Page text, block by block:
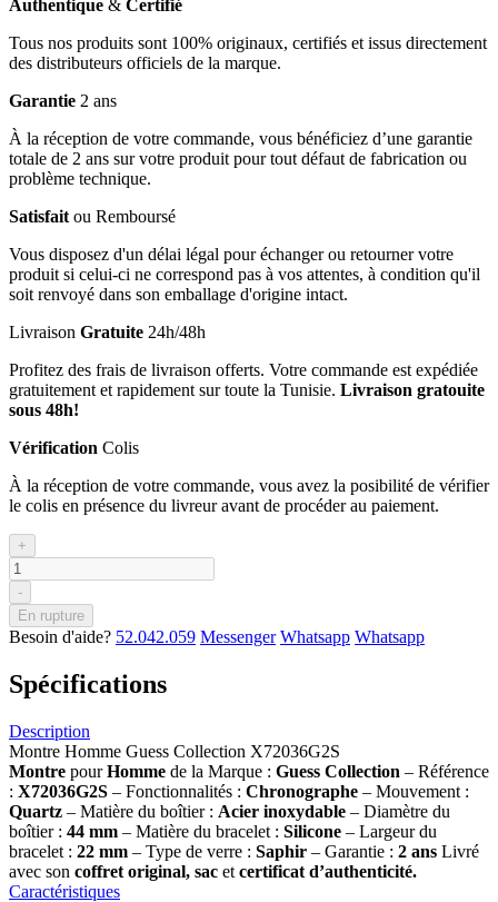
Authentique & Certifié
Tous nos produits sont 100% originaux, certifiés et issus directement
des distributeurs officiels de la marque.
Garantie 2 ans
À la réception de votre commande, vous bénéficiez d’une garantie
totale de 2 ans sur votre produit pour tout défaut de fabrication ou
problème technique.
Satisfait ou Remboursé
Vous disposez d'un délai légal pour échanger ou retourner votre
produit si celui-ci ne correspond pas à vos attentes, à condition qu'il
soit renvoyé dans son emballage d'origine intact.
Livraison Gratuite 24h/48h
Profitez des frais de livraison offerts. Votre commande est expédiée
gratuitement et rapidement sur toute la Tunisie. Livraison gratouite
sous 48h!
Vérification Colis
À la réception de votre commande, vous avez la posibilité de vérifier
le colis en présence du livreur avant de procéder au paiement.
+
-
En rupture
Besoin d'aide? 52.042.059 Messenger Whatsapp Whatsapp
Spécifications
Description
Montre Homme Guess Collection X72036G2S
Montre pourHomme de la Marque : Guess Collection – Référence
: X72036G2S – Fonctionnalités : Chronographe – Mouvement :
Quartz – Matière du boîtier : Acier inoxydable – Diamètre du
boîtier : 44 mm – Matière du bracelet : Silicone – Largeur du
bracelet : 22 mm – Type de verre : Saphir – Garantie : 2 ans Livré
avec son coffret original, sac et certificat d’authenticité.
Caractéristiques